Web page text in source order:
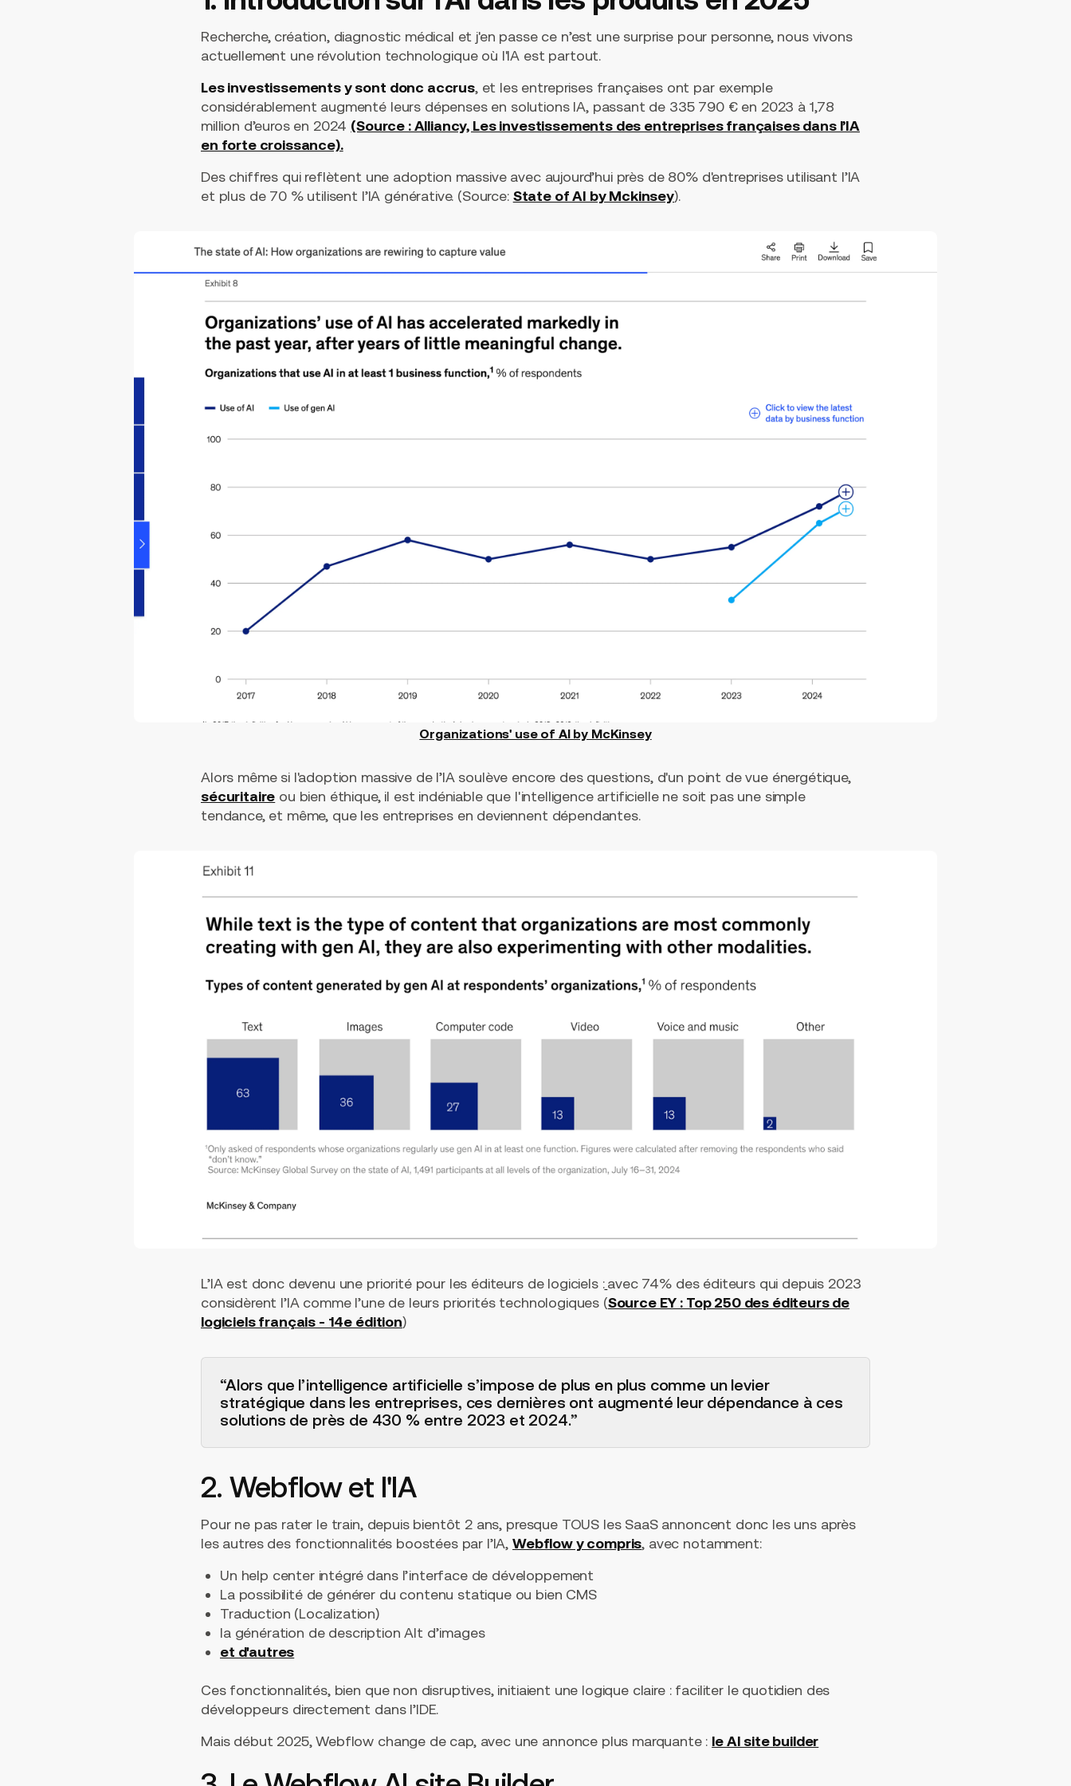
Recherche, création, diagnostic médical et j'en passe ce n’est une surprise pour personne, nous vivons
actuellement une révolution technologique où l'IA est partout.
Les investissements y sont donc accrus, et les entreprises françaises ont par exemple
considérablement augmenté leurs dépenses en solutions IA, passant de 335 790 € en 2023 à 1,78
million d’euros en 2024 (Source : Alliancy, Les investissements des entreprises françaises dans l’IA
en forte croissance).
Des chiffres qui reflètent une adoption massive avec aujourd’hui près de 80% d'entreprises utilisant l’IA
et plus de 70 % utilisent l’IA générative. (Source: State of AI by Mckinsey).
Organizations' use of Al by McKinsey
Alors même si l'adoption massive de l’IA soulève encore des questions, d'un point de vue énergétique,
sécuritaire ou bien éthique, il est indéniable que l'intelligence artificielle ne soit pas une simple
tendance, et même, que les entreprises en deviennent dépendantes.
L’IA est donc devenu une priorité pour les éditeurs de logiciels : avec 74% des éditeurs qui depuis 2023
considèrent l’IA comme l’une de leurs priorités technologiques (Source EY : Top 250 des éditeurs de
logiciels français - 14e édition)
“Alors que l’intelligence artificielle s’impose de plus en plus comme un levier
stratégique dans les entreprises, ces dernières ont augmenté leur dépendance à ces
solutions de près de 430 % entre 2023 et 2024.”
2. Webflow et l'IA
Pour ne pas rater le train, depuis bientôt 2 ans, presque TOUS les SaaS annoncent donc les uns après
les autres des fonctionnalités boostées par l’IA, Webflow y compris, avec notamment:
Un help center intégré dans l’interface de développement
La possibilité de générer du contenu statique ou bien CMS
Traduction (Localization)
la génération de description Alt d’images
et d'autres
Ces fonctionnalités, bien que non disruptives, initiaient une logique claire : faciliter le quotidien des
développeurs directement dans l’IDE.
Mais début 2025, Webflow change de cap, avec une annonce plus marquante : le AI site builder